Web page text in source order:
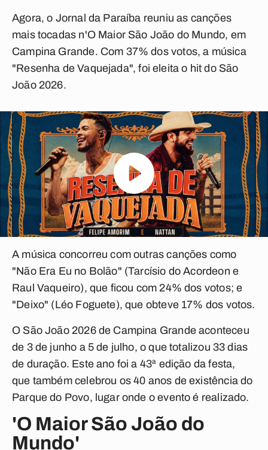
Agora, o Jornal da Paraíba reuniu as canções
mais tocadas n'O Maior São João do Mundo, em
Campina Grande. Com 37% dos votos, a música
"Resenha de Vaquejada", foi eleita o hit do São
João 2026.
A música concorreu com outras canções como
"Não Era Eu no Bolão" (Tarcísio do Acordeon e
Raul Vaqueiro), que ficou com 24% dos votos; e
"Deixo" (Léo Foguete), que obteve 17% dos votos.
O São João 2026 de Campina Grande aconteceu
de 3 de junho a 5 de julho, o que totalizou 33 dias
de duração. Este ano foi a 43ª edição da festa,
que também celebrou os 40 anos de existência do
Parque do Povo, lugar onde o evento é realizado.
'O Maior São João do
Mundo'